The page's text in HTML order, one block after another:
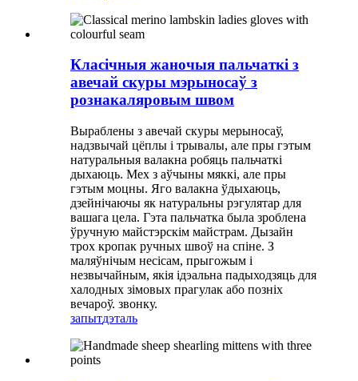
Класічныя жаночыя пальчаткі з
авечай скуры мэрыносаў з
рознакаляровым швом
Выраблены з авечай скуры мерыносаў,
надзвычай цёплы і трывалы, але пры гэтым
натуральныя валакна робяць пальчаткі
дыхаюць. Мех з аўчыны мяккі, але пры
гэтым моцны. Яго валакна ўдыхаюць,
дзейнічаючы як натуральны рэгулятар для
вашага цела. Гэта пальчатка была зроблена
ўручную майстэрскім майстрам. Дызайн
трох кропак ручных швоў на спіне. З
маляўнічым несісам, прыгожым і
незвычайным, якія ідэальна падыходзяць для
халодных зімовых прагулак або позніх
вечароў. звонку.
запытдэталь